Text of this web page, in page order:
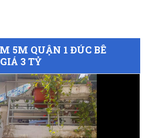
5M QUẬN 1 ĐÚC BÊ
3 TỶ